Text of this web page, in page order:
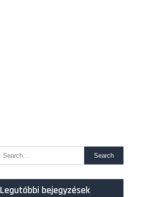
Legutóbbi bejegyzések